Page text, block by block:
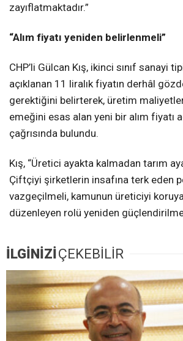
zayıflatmaktadır.”
“Alım fiyatı yeniden belirlenmeli”
CHP’li Gülcan Kış, ikinci sınıf sanayi
açıklanan 11 liralık fiyatın derhâl
gerektiğini belirterek, üretim
emeğini esas alan yeni bir alım fiyatı
çağrısında bulundu.
Kış, “Üretici ayakta kalmadan tarım
Çiftçiyi şirketlerin insafına terk eden
vazgeçilmeli, kamunun üreticiyi
düzenleyen rolü yeniden
İLGİNİZİ ÇEKEBİLİR